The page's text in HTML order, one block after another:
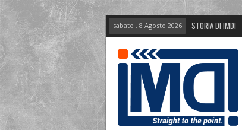
sabato , 8 Agosto 2026 STORIA DI IMDI